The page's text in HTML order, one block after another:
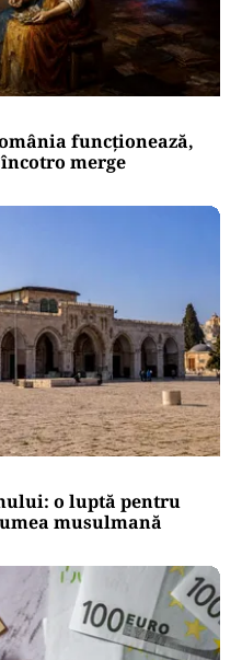
funcționează,
merge
o luptă pentru
musulmană